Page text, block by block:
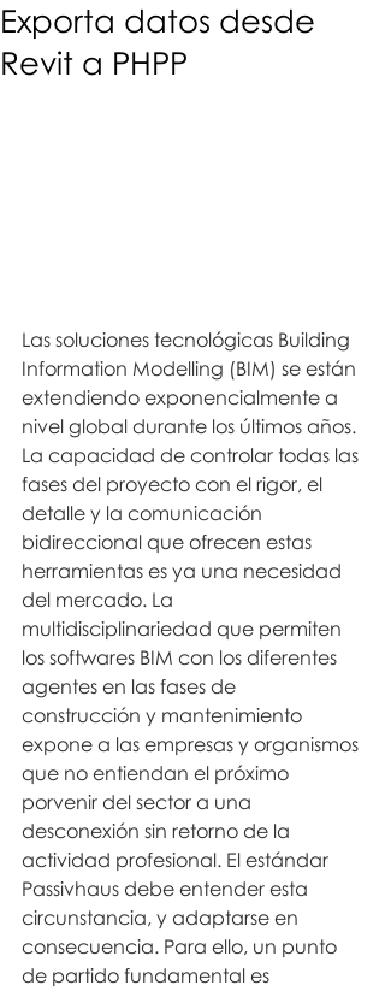
Exporta datos desde
Revit a PHPP
Las soluciones tecnológicas Building
Information Modelling (BIM) se están
extendiendo exponencialmente a
nivel global durante los últimos años.
La capacidad de controlar todas las
fases del proyecto con el rigor, el
detalle y la comunicación
bidireccional que ofrecen estas
herramientas es ya una necesidad
del mercado. La
multidisciplinariedad que permiten
los softwares BIM con los diferentes
agentes en las fases de
construcción y mantenimiento
expone a las empresas y organismos
que no entiendan el próximo
porvenir del sector a una
desconexión sin retorno de la
actividad profesional. El estándar
Passivhaus debe entender esta
circunstancia, y adaptarse en
consecuencia. Para ello, un punto
de partido fundamental es